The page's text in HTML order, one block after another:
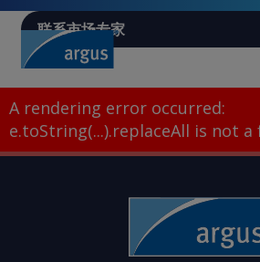
联系市场专家
A rendering error occurred:
e.toString(...).replaceAll is not